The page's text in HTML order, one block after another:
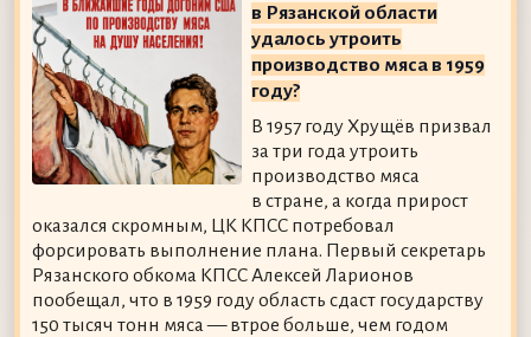
в Рязанской области
удалось утроить
производство мяса в 1959
году?
В 1957 году Хрущёв призвал
за три года утроить
производство мяса
в стране, а когда прирост
оказался скромным, ЦК КПСС потребовал
форсировать выполнение плана. Первый секретарь
Рязанского обкома КПСС Алексей Ларионов
пообещал, что в 1959 году область сдаст государству
150 тысяч тонн мяса — втрое больше, чем годом